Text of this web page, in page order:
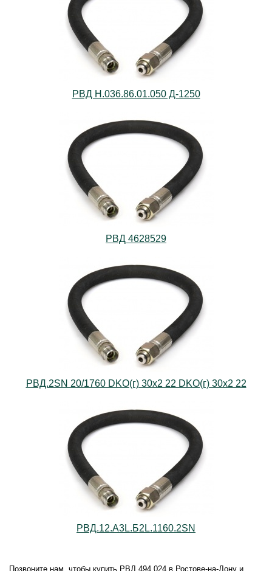
РВД Н.036.86.01.050 Д-1250
РВД 4628529
РВД.2SN 20/1760 DKO(г) 30х2 22 DKO(г) 30х2 22
РВД.12.А3L.Б2L.1160.2SN
Позвоните нам, чтобы купить РВД 494.024 в Ростове-на-Дону и